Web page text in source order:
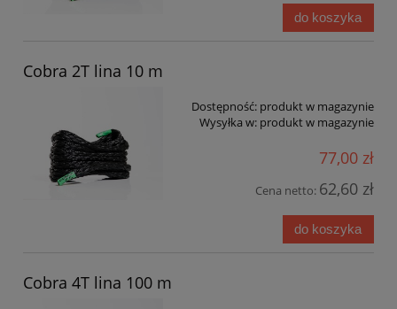
do koszyka
Cobra 2T lina 10 m
Dostępność: produkt w magazynie
Wysyłka w: produkt w magazynie
77,00 zł
Cena netto: 62,60 zł
do koszyka
Cobra 4T lina 100 m